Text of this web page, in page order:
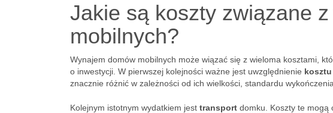
Jakie są koszty związane
mobilnych?
Wynajem domów mobilnych może wiązać się z wieloma kosztami,
o inwestycji. W pierwszej kolejności ważne jest uwzględnienie
znacznie różnić w zależności od ich wielkości, standardu
Kolejnym istotnym wydatkiem jest transport domku. Koszty te mogą